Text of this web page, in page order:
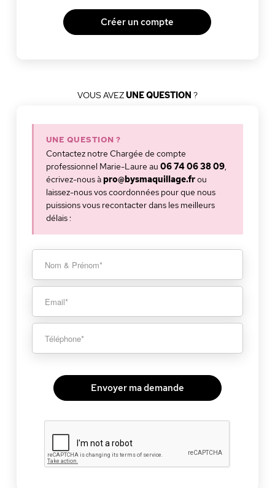
Créer un compte
VOUS AVEZUNE QUESTION ?
UNE QUESTION ?
Contactez notre Chargée de compte
professionnel Marie-Laure au 06 74 06 38 09,
écrivez-nous àpro@bysmaquillage.frou
laissez-nous vos coordonnées pour que nous
puissions vous recontacter dans les meilleurs
délais :
Envoyer ma demande